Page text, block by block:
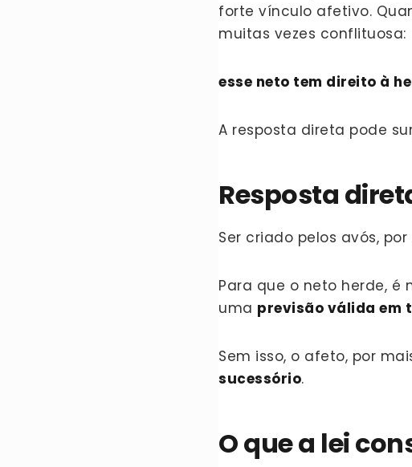
forte vínculo afetivo.
muitas vezes conflituosa:
esse neto tem direito à
A resposta direta pode
Resposta
Ser criado pelos avós, por
Para que o neto herde, é
uma previsão válida em
Sem isso, o afeto, por
sucessório.
O que a lei